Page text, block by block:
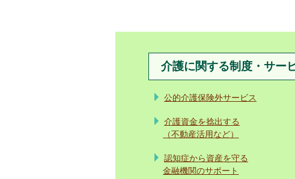
介護に関する制度・サー
公的介護保険外サービス
介護資金を捻出する
（不動産活用など）
認知症から資産を守る
金融機関のサポート